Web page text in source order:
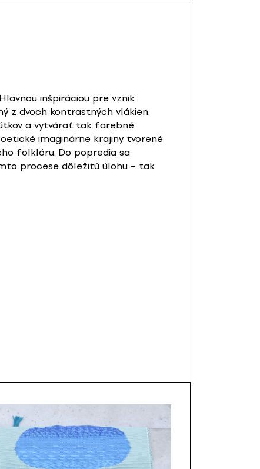
inšpiráciou pre vznik
z dvoch kontrastných vlákien.
a vytvárať tak farebné
imaginárne krajiny tvorené
folklóru. Do popredia sa
procese dôležitú úlohu – tak